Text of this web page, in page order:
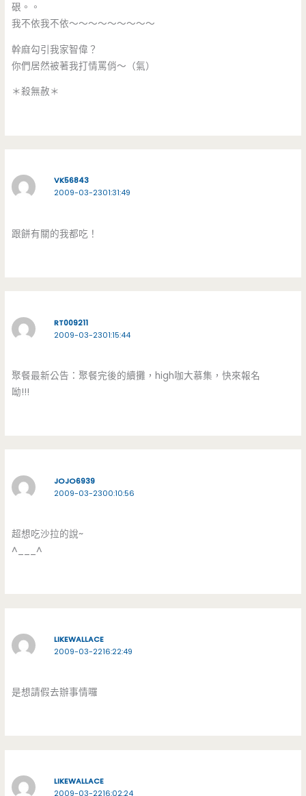
硍。。
我不依我不依～～～～～～～～～
幹麻勾引我家智偉？
你們居然被著我打情罵俏～（氣）
＊殺無赦＊
VK56843
2009-03-2301:31:49
跟餅有關的我都吃！
RT009211
2009-03-2301:15:44
聚餐最新公告：聚餐完後的續攤，high咖大慕集，快來報名
呦!!!
JOJO6939
2009-03-2300:10:56
超想吃沙拉的說~
^___^
LIKEWALLACE
2009-03-2216:22:49
是想請假去辦事情囉
LIKEWALLACE
2009-03-2216:02:24